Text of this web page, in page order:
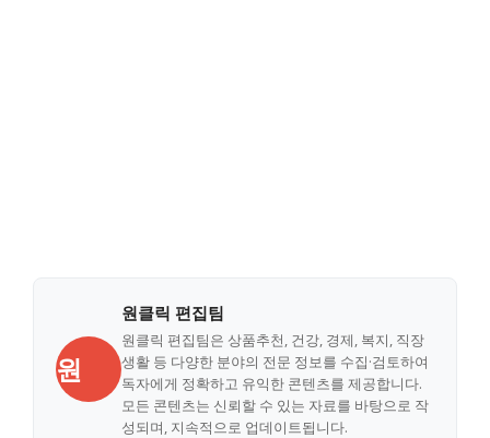
원
원클릭 편집팀
원클릭 편집팀은 상품추천, 건강, 경제, 복지, 직장
생활 등 다양한 분야의 전문 정보를 수집·검토하여
독자에게 정확하고 유익한 콘텐츠를 제공합니다.
모든 콘텐츠는 신뢰할 수 있는 자료를 바탕으로 작
성되며, 지속적으로 업데이트됩니다.